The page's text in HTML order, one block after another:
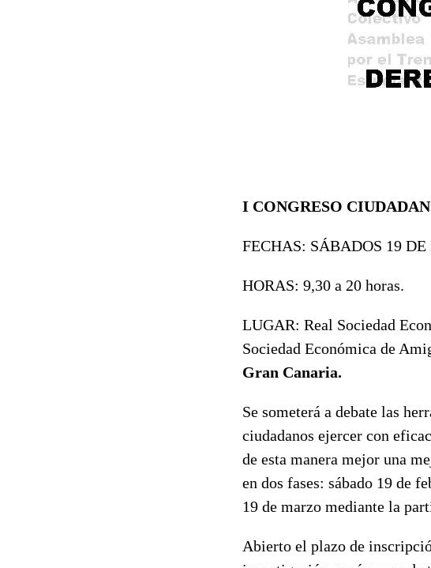
I CONGRESO
FECHAS: SÁBADOS 19
HORAS: 9,30 a 20 horas.
LUGAR: Real Sociedad
Sociedad Económica de
Gran Canaria.
Se someterá a debate las
ciudadanos ejercer con
de esta manera mejor una
en dos fases: sábado 19 de
19 de marzo mediante la
Abierto el plazo de